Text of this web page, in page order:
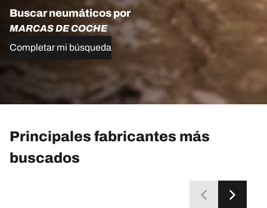
Buscar neumáticos por
MARCAS DE COCHE
Completar mi búsqueda
Principales fabricantes más
buscados